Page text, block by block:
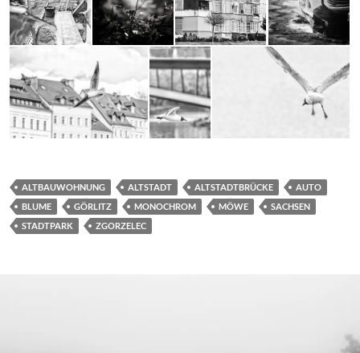
ALTBAUWOHNUNG ALTSTADT ALTSTADTBRÜCKE
AUTO
BLUME
GÖRLITZ MONOCHROM MÖWE
SACHSEN
STADTPARK
ZGORZELEC